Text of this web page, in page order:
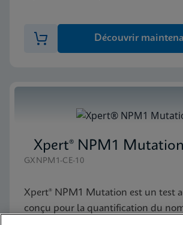
Découvrir
Xpert® NPM1 Mutation
GXNPM1-CE-10
Xpert® NPM1 Mutation est un test
conçu pour la quantification du